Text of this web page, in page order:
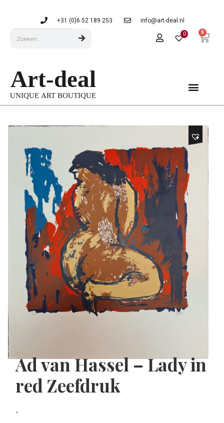
+31 (0)6 52 189 253 info@art-deal.nl
0 0
Ad van Hassel – Lady in
red Zeefdruk
-